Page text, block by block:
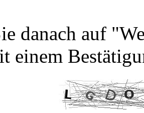
danach auf
einem